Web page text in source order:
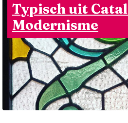
Typisch uit
Modernisme